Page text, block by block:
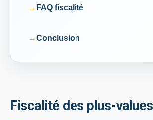
FAQ fiscalité
Conclusion
Fiscalité des plus-values